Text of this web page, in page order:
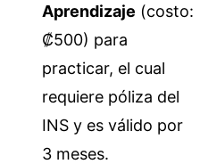
Aprendizaje (costo:
₡500) para
practicar, el cual
requiere póliza del
INS y es válido por
3 meses.